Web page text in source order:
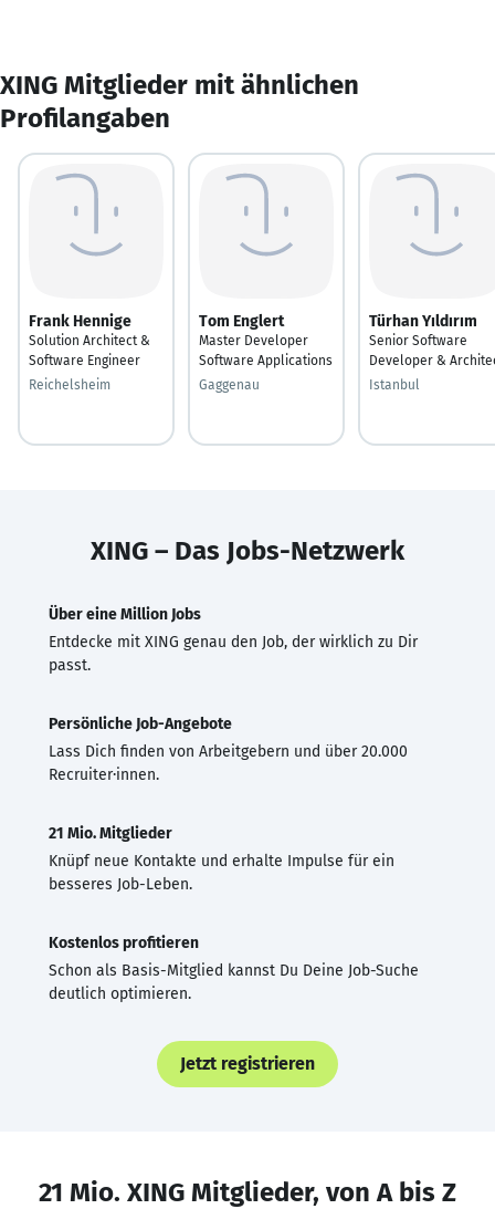
XING Mitglieder mit ähnlichen
Profilangaben
Frank Hennige
Solution Architect &
Software Engineer
Reichelsheim
Tom Englert
Master Developer
Software Applications
Gaggenau
Türhan Yıldırım
Senior Software
Developer &
Istanbul
XING – Das Jobs-Netzwerk
Über eine Million Jobs
Entdecke mit XING genau den Job, der wirklich zu Dir
passt.
Persönliche Job-Angebote
Lass Dich finden von Arbeitgebern und über 20.000
Recruiter·innen.
21 Mio. Mitglieder
Knüpf neue Kontakte und erhalte Impulse für ein
besseres Job-Leben.
Kostenlos profitieren
Schon als Basis-Mitglied kannst Du Deine Job-Suche
deutlich optimieren.
Jetzt registrieren
21 Mio. XING Mitglieder, von A bis Z